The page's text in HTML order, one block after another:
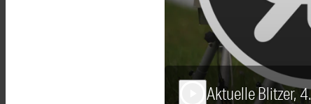
Aktuelle Blitzer,